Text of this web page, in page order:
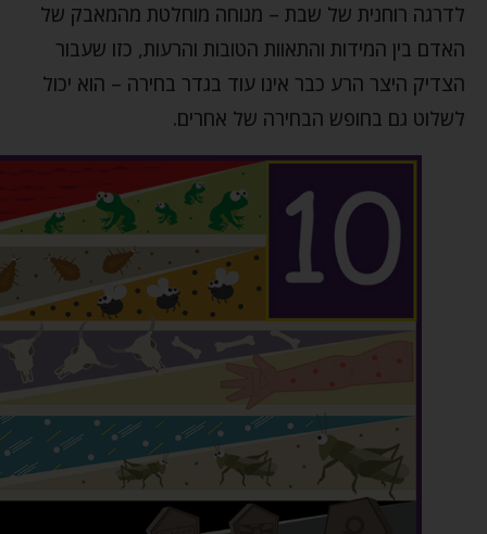
לדרגה רוחנית של שבת – מנוחה מוחלטת מהמאבק של
האדם בין המידות והתאוות הטובות והרעות, כזו שעבור
הצדיק היצר הרע כבר אינו עוד בגדר בחירה – הוא יכול
לשלוט גם בחופש הבחירה של אחרים.